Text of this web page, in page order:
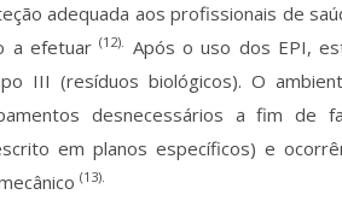
adequada aos profissionais de
a efetuar(12). Após o uso dos EPI,
III (resíduos biológicos). O
desnecessários a fim de
em planos específicos) e
(13).